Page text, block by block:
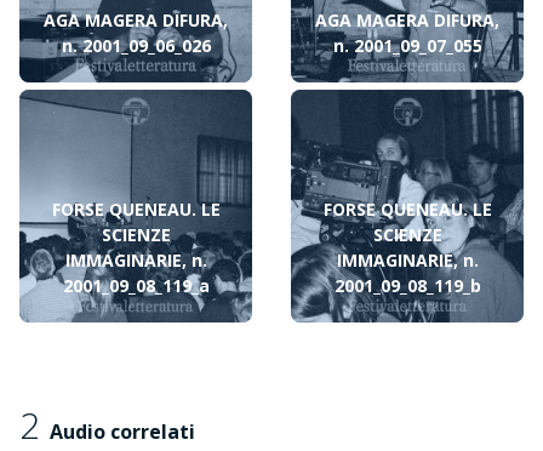
AGA MAGERA DIFURA,
n. 2001_09_06_026
AGA MAGERA DIFURA,
n. 2001_09_07_055
FORSE QUENEAU. LE
SCIENZE
IMMAGINARIE, n.
2001_09_08_119_a
FORSE QUENEAU. LE
SCIENZE
IMMAGINARIE, n.
2001_09_08_119_b
2 Audio correlati